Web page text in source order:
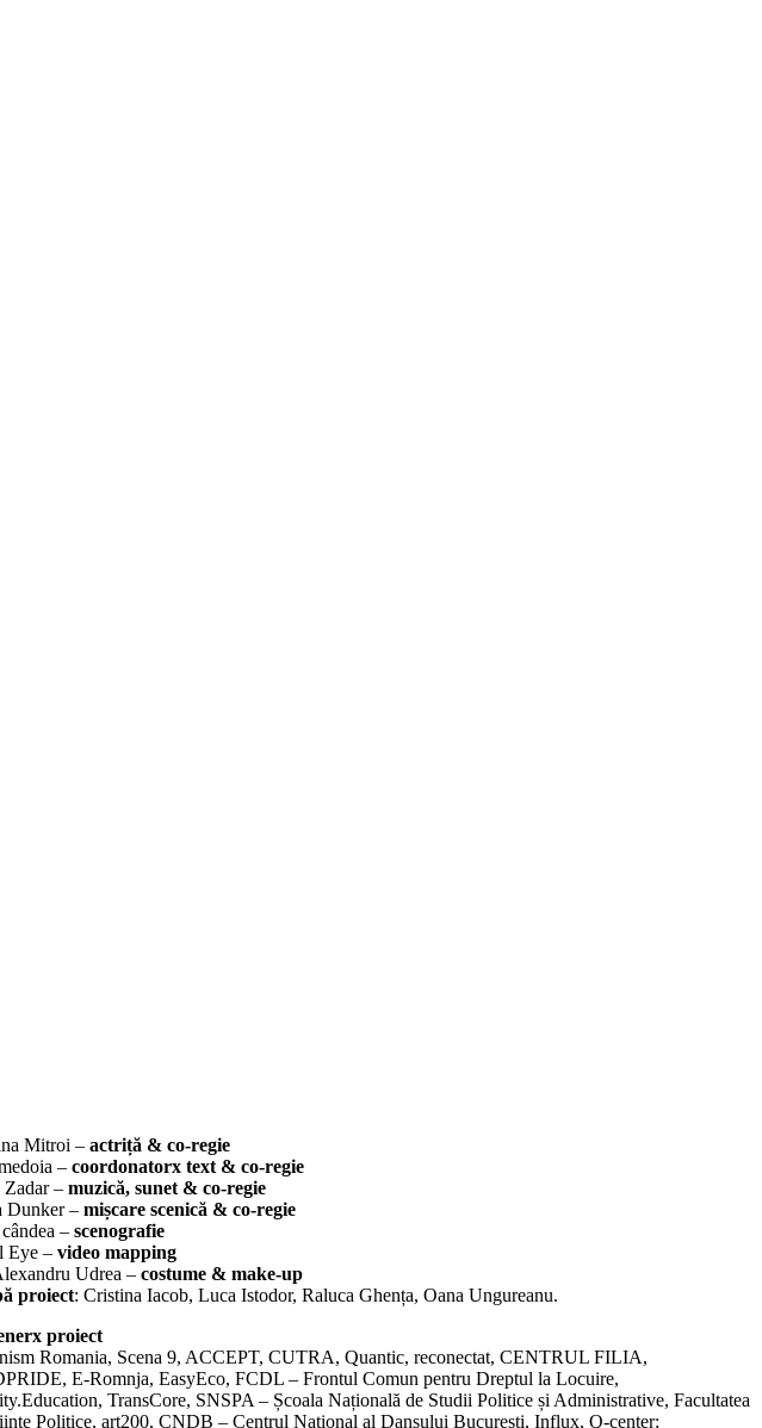
Mitroi – actriță & co-regie
– coordonatorx text & co-regie
Zadar – muzică, sunet & co-regie
Dunker – mișcare scenică & co-regie
– scenografie
Eye – video mapping
Udrea – costume & make-up
proiect: Cristina Iacob, Luca Istodor, Raluca Ghența, Oana Ungureanu.
proiect
Romania, Scena 9, ACCEPT, CUTRA, Quantic, reconectat, CENTRUL FILIA,
E-Romnja, EasyEco, FCDL – Frontul Comun pentru Dreptul la Locuire,
TransCore, SNSPA – Școala Națională de Studii Politice și Administrative, Facultatea
Politice, art200, CNDB – Centrul Național al Dansului București, Influx, Q-center;